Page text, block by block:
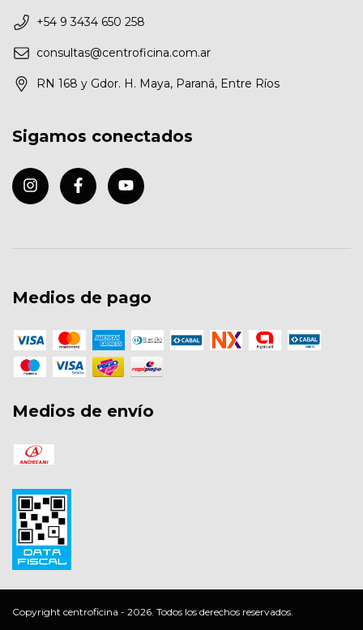
+54 9 3434 650 258
consultas@centroficina.com.ar
RN 168 y Gdor. H. Maya, Paraná, Entre Ríos
Sigamos conectados
Medios de pago
Medios de envío
Copyright centroficina - 2026. Todos los derechos reservados.